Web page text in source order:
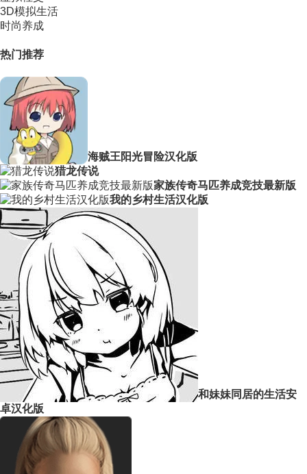
3D模拟生活
时尚养成
热门推荐
海贼王阳光冒险汉化版
猎龙传说
家族传奇马匹养成竞技最新版
我的乡村生活汉化版
和妹妹同居的生活安
卓汉化版